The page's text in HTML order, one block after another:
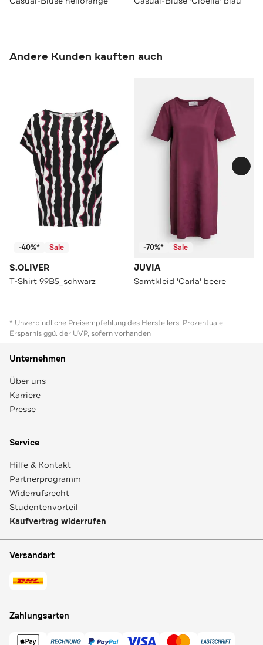
Andere Kunden kauften auch
-40%* Sale
S.OLIVER
T-Shirt 99B5_schwarz
-70%* Sale
JUVIA
Samtkleid 'Carla' beere
* Unverbindliche Preisempfehlung des Herstellers. Prozentuale
Ersparnis ggü. der UVP, sofern vorhanden
Unternehmen
Über uns
Karriere
Presse
Service
Hilfe & Kontakt
Partnerprogramm
Widerrufsrecht
Studentenvorteil
Kaufvertrag widerrufen
Versandart
Zahlungsarten